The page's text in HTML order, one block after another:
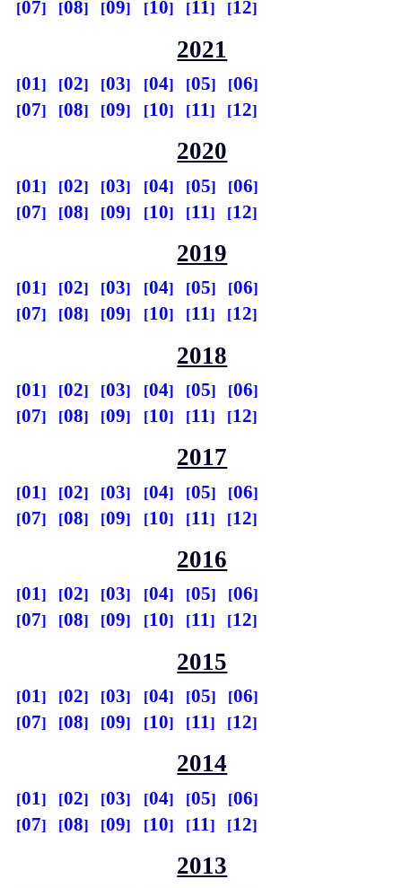
07 08 09 10 11 12
2021
01 02 03 04 05
06
07
08 09 10 11 12
2020
01 02 03 04 05
06
07
08 09 10 11 12
2019
01 02 03 04 05
06
07
08 09 10 11 12
2018
01 02 03 04 05
06
07
08 09 10 11 12
2017
01 02 03 04 05
06
07
08 09 10 11 12
2016
01 02 03 04 05
06
07
08 09 10 11 12
2015
01 02 03 04 05
06
07
08 09 10 11 12
2014
01 02 03 04 05
06
07
08 09 10 11 12
2013